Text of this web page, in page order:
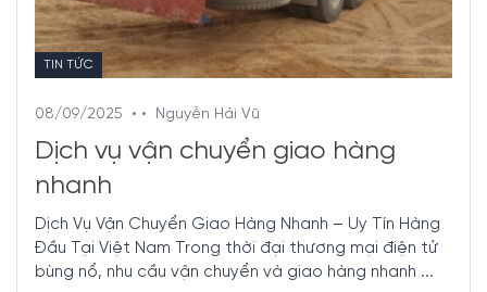
TIN TỨC
08/09/2025 • • Nguyễn Hải Vũ
Dịch vụ vận chuyển giao hàng
nhanh
Dịch Vụ Vận Chuyển Giao Hàng Nhanh – Uy Tín Hàng
Đầu Tại Việt Nam Trong thời đại thương mại điện tử
bùng nổ, nhu cầu vận chuyển và giao hàng nhanh ...